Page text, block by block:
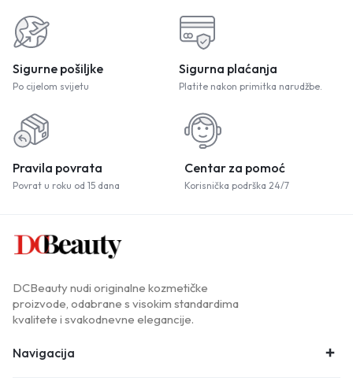
Sigurne pošiljke
Po cijelom svijetu
Sigurna plaćanja
Platite nakon primitka narudžbe.
Pravila povrata
Povrat u roku od 15 dana
Centar za pomoć
Korisnička podrška 24/7
DCBeauty nudi originalne kozmetičke
proizvode, odabrane s visokim standardima
kvalitete i svakodnevne elegancije.
Navigacija